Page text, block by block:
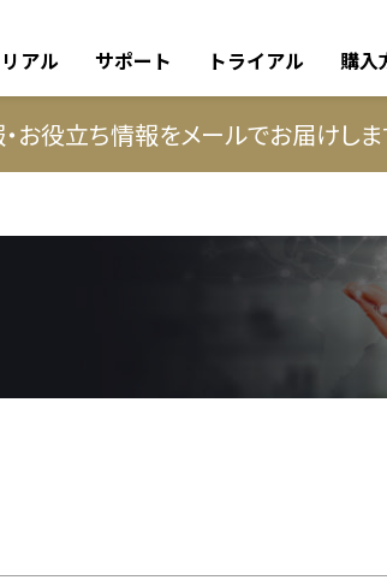
アル サポート トライアル 購入
お役立ち情報をメールでお届けしま